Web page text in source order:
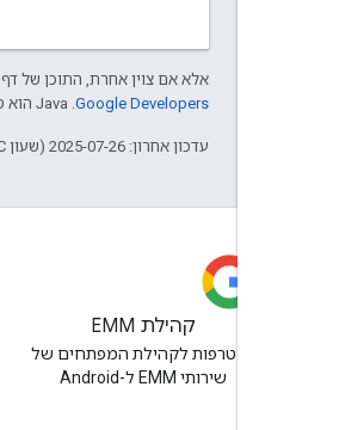
אלא אם צוין אחרת, התוכן של דף
Google Developers‏
עדכון אחרון: 2025-07-26 (שעון UTC).
קהילת EMM
הצטרפות לקהילת המפתחים של
שירותי EMM ל-Android